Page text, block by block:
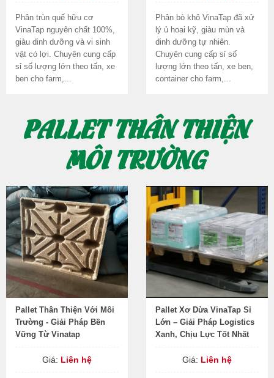
Phân trùn quế hữu cơ
VinaTap nguyên chất 100%,
giàu dinh dưỡng và vi sinh
vật có lợi. Chuyên cung cấp
sỉ số lượng lớn theo tấn, xe
ben cho farm,...
Phân bò khô VinaTap đã xử
lý ủ hoai kỹ, giàu mùn và
dinh dưỡng tự nhiên.
Chuyên cung cấp sỉ số
lượng lớn theo tấn, xe ben,
container cho farm,...
PALLET THÂN THIỆN
MÔI TRƯỜNG
Pallet Thân Thiện Với Môi
Trường - Giải Pháp Bền
Vững Từ Vinatap
Giá: Liên hệ
Pallet Xơ Dừa VinaTap Sỉ
Lớn – Giải Pháp Logistics
Xanh, Chịu Lực Tốt Nhất
Giá: Liên hệ